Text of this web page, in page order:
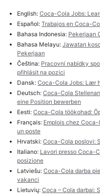
English: Coca-Cola Jobs:
Español: Trabajos en Coca-
Bahasa Indonesia: Pekerjaan
Bahasa Melayu: Jawatan
Pekerjaan
Čeština: Pracovní nabídky
přihlásit na pozici
Dansk: Coca-Cola Jobs: Lær
Deutsch: Coca-Cola
eine Position bewerben
Eesti: Coca-Cola töökohad:
Français: Emplois chez
un poste
Hrvatski: Coca-Cola poslovi:
Italiano: Lavori presso Coca-
posizione
Latviešu: Coca-Cola darba
vakanci
Lietuvių: Coca – Cola darbai: